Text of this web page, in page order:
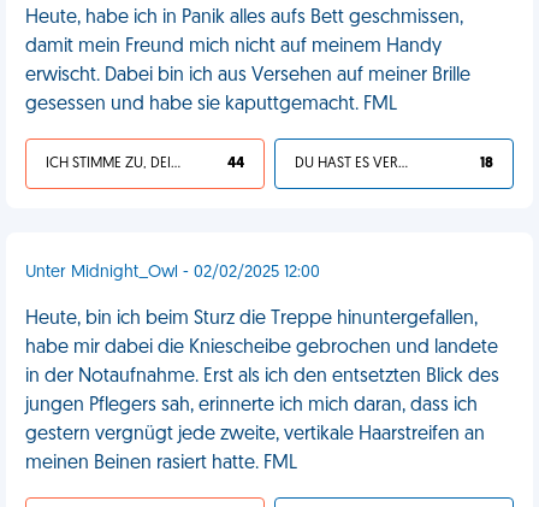
Heute, habe ich in Panik alles aufs Bett geschmissen,
damit mein Freund mich nicht auf meinem Handy
erwischt. Dabei bin ich aus Versehen auf meiner Brille
gesessen und habe sie kaputtgemacht. FML
ICH STIMME ZU, DEIN LEBEN IST SCHEISSE 44 DU HAST ES VERDIENT 18
Unter Midnight_Owl - 02/02/2025 12:00
Heute, bin ich beim Sturz die Treppe hinuntergefallen,
habe mir dabei die Kniescheibe gebrochen und landete
in der Notaufnahme. Erst als ich den entsetzten Blick des
jungen Pflegers sah, erinnerte ich mich daran, dass ich
gestern vergnügt jede zweite, vertikale Haarstreifen an
meinen Beinen rasiert hatte. FML